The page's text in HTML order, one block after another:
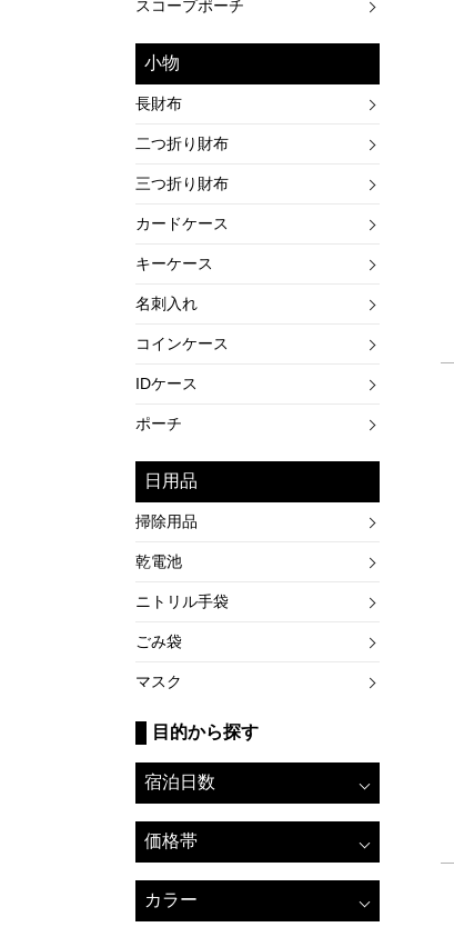
スコープポーチ
小物
長財布
二つ折り財布
三つ折り財布
カードケース
キーケース
名刺入れ
コインケース
IDケース
ポーチ
日用品
掃除用品
乾電池
ニトリル手袋
ごみ袋
マスク
目的から探す
宿泊日数
価格帯
カラー